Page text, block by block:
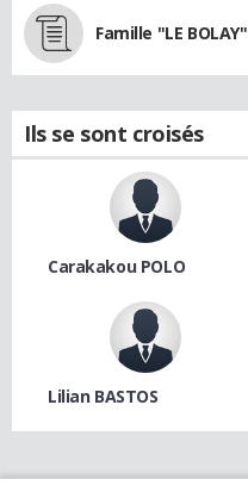
Famille "LE BOLAY"
Ils se sont croisés
Carakakou POLO
Lilian BASTOS